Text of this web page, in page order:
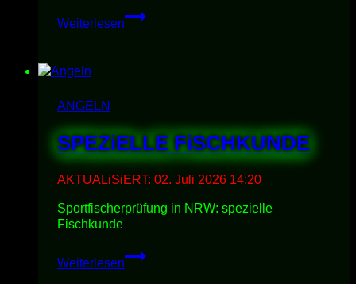
Weiterlesen
ALLGEMEiNE
FiSCHKUNDE
ANGELN
SPEZiELLE FiSCHKUNDE
AKTUALiSiERT: 02. Juli 2026 14:20
Sportfischerprüfung in NRW: spezielle
Fischkunde
Weiterlesen
SPEZiELLE
FiSCHKUNDE